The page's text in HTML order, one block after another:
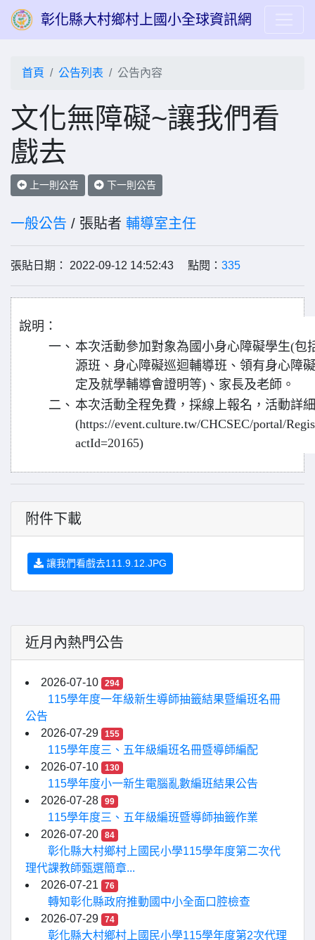
彰化縣大村鄉村上國小全球資訊網
首頁 公告列表 公告內容
文化無障礙~讓我們看
戲去
上一則公告 下一則公告
一般公告 / 張貼者 輔導室主任
張貼日期： 2022-09-12 14:52:43 點閱： 335
說明：
一、 本次活動參加對象為國小身心障礙學生(包
源班、身心障礙巡迴輔導班、領有身心障
定及就學輔導會證明等)、家長及老師。
二、 本次活動全程免費，採線上報名，活動詳
(https://event.culture.tw/CHCSEC/portal/
actId=20165)
附件下載
讓我們看戲去111.9.12.JPG
近月內熱門公告
2026-07-10 294
115學年度一年級新生導師抽籤結果暨編班名冊
公告
2026-07-29
155
115學年度三、五年級編班名冊暨導師編配
2026-07-10
130
115學年度小一新生電腦亂數編班結果公告
2026-07-28
99
115學年度三、五年級編班暨導師抽籤作業
2026-07-20
84
彰化縣大村鄉村上國民小學115學年度第二次代
理代課教師甄選簡章...
2026-07-21
76
轉知彰化縣政府推動國中小全面口腔檢查
2026-07-29
74
彰化縣大村鄉村上國民小學115學年度第2次代理